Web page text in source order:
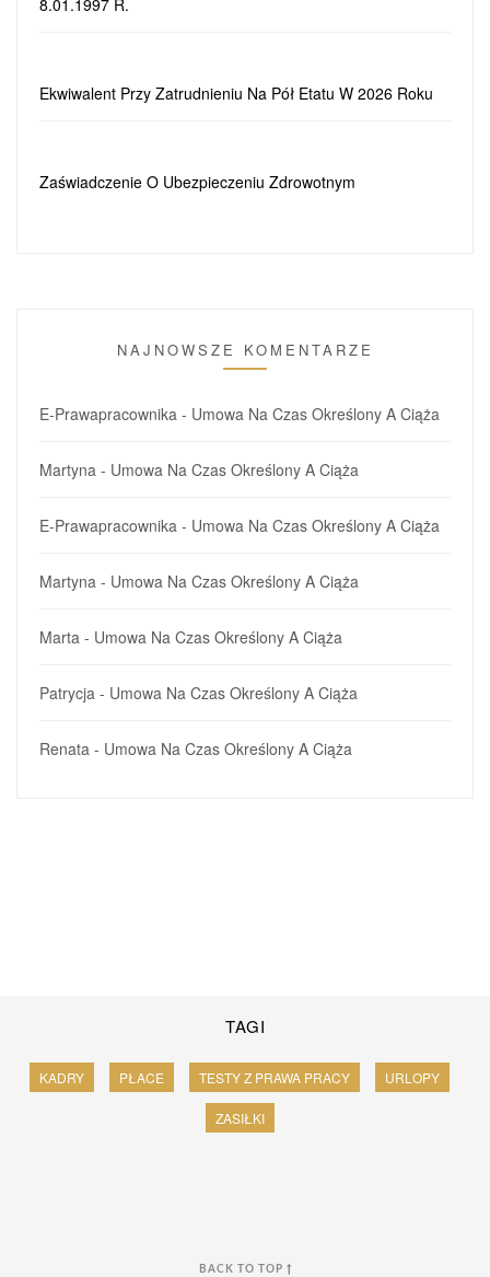
Ekwiwalent Przy Zatrudnieniu Na Pół Etatu W 2026 Roku
Zaświadczenie O Ubezpieczeniu Zdrowotnym
NAJNOWSZE KOMENTARZE
E-Prawapracownika - Umowa Na Czas Określony A Ciąża
Martyna - Umowa Na Czas Określony A Ciąża
E-Prawapracownika - Umowa Na Czas Określony A Ciąża
Martyna - Umowa Na Czas Określony A Ciąża
Marta - Umowa Na Czas Określony A Ciąża
Patrycja - Umowa Na Czas Określony A Ciąża
Renata - Umowa Na Czas Określony A Ciąża
TAGI
KADRY PŁACE TESTY Z PRAWA PRACY URLOPY
ZASIŁKI
BACK TO TOP